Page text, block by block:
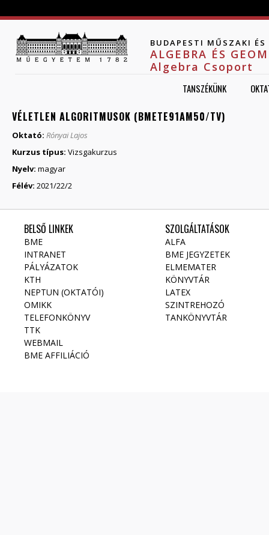
BUDAPESTI MŰSZAKI
ALGEBRA ÉS
Algebra Csoport
TANSZÉKÜNK
VÉLETLEN ALGORITMUSOK (BMETE91AM50/TV)
Oktató: Rónyai Lajos
Kurzus típus: Vizsgakurzus
Nyelv: magyar
Félév: 2021/22/2
BELSŐ LINKEK
BME
INTRANET
PÁLYÁZATOK
KTH
NEPTUN (OKTATÓI)
OMIKK
TELEFONKÖNYV
TTK
WEBMAIL
BME AFFILIÁCIÓ
SZOLGÁLTATÁSOK
ALFA
BME JEGYZETEK
ELMEMATER
KÖNYVTÁR
LATEX
SZINTREHOZÓ
TANKÖNYVTÁR